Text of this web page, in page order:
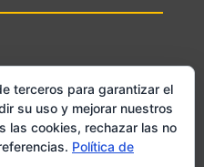
web
de Datos
terceros para garantizar el
su uso y mejorar nuestros
las cookies, rechazar las no
Política de